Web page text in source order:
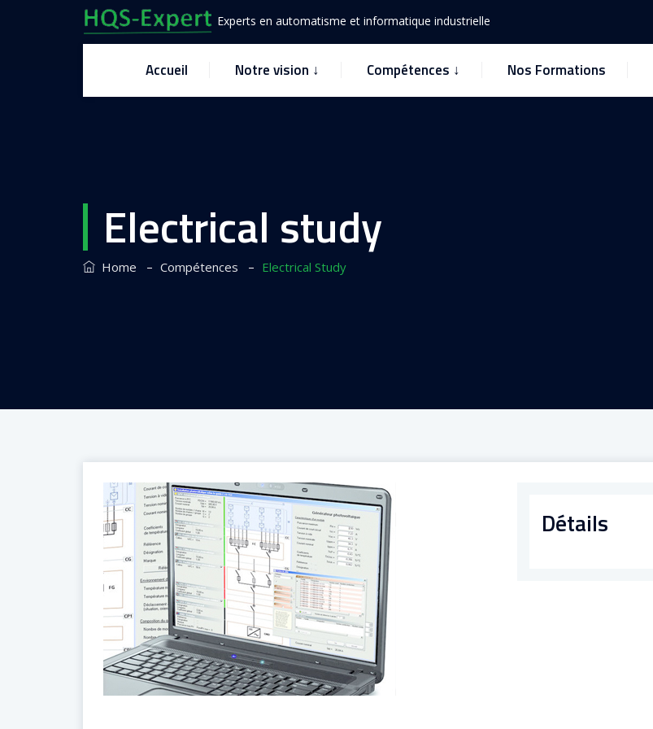
Experts en automatisme et informatique industrielle
Accueil Notre vision ↓ Compétences ↓ Nos Formations
Electrical study
Home – Compétences – Electrical Study
Détails